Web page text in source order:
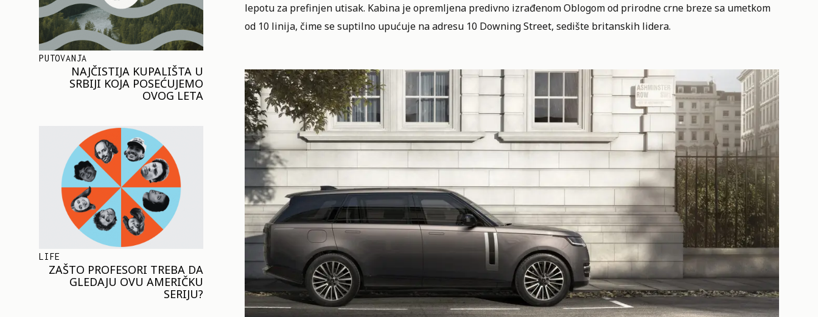
PUTOVANJA
NAJČISTIJA KUPALIŠTA U
SRBIJI KOJA POSEĆUJEMO
OVOG LETA
LIFE
ZAŠTO PROFESORI TREBA DA
GLEDAJU OVU AMERIČKU
SERIJU?
lepotu za prefinjen utisak. Kabina je opremljena predivno izrađenom Oblogom od prirodne crne breze sa umetkom
od 10 linija, čime se suptilno upućuje na adresu 10 Downing Street, sedište britanskih lidera.